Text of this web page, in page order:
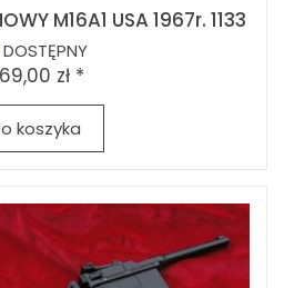
M16A1 USA 1967r. 1133
DOSTĘPNY
zł *
koszyka